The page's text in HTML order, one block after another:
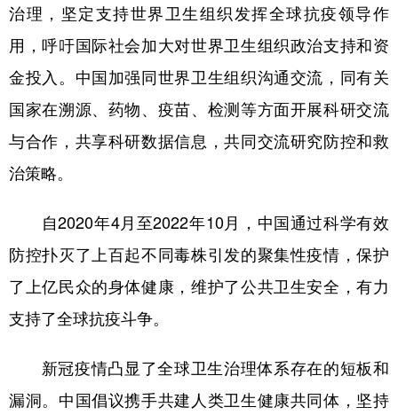
治理，坚定支持世界卫生组织发挥全球抗疫领导作
用，呼吁国际社会加大对世界卫生组织政治支持和资
金投入。中国加强同世界卫生组织沟通交流，同有关
国家在溯源、药物、疫苗、检测等方面开展科研交流
与合作，共享科研数据信息，共同交流研究防控和救
治策略。
自2020年4月至2022年10月，中国通过科学有效
防控扑灭了上百起不同毒株引发的聚集性疫情，保护
了上亿民众的身体健康，维护了公共卫生安全，有力
支持了全球抗疫斗争。
新冠疫情凸显了全球卫生治理体系存在的短板和
漏洞。中国倡议携手共建人类卫生健康共同体，坚持